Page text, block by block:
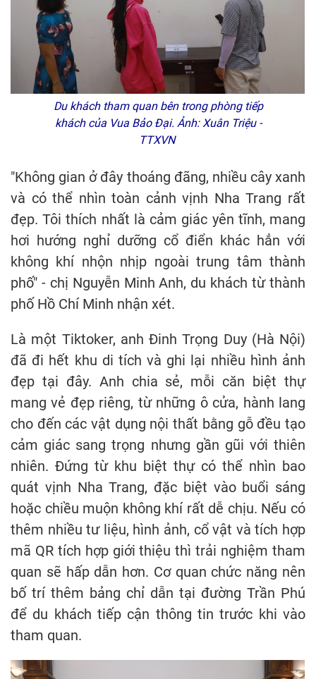
Du khách tham quan bên trong phòng tiếp
khách của Vua Bảo Đại. Ảnh: Xuân Triệu -
TTXVN
"Không gian ở đây thoáng đãng, nhiều cây xanh
và có thể nhìn toàn cảnh vịnh Nha Trang rất
đẹp. Tôi thích nhất là cảm giác yên tĩnh, mang
hơi hướng nghỉ dưỡng cổ điển khác hẳn với
không khí nhộn nhịp ngoài trung tâm thành
phố" - chị Nguyễn Minh Anh, du khách từ thành
phố Hồ Chí Minh nhận xét.
Là một Tiktoker, anh Đinh Trọng Duy (Hà Nội)
đã đi hết khu di tích và ghi lại nhiều hình ảnh
đẹp tại đây. Anh chia sẻ, mỗi căn biệt thự
mang vẻ đẹp riêng, từ những ô cửa, hành lang
cho đến các vật dụng nội thất bằng gỗ đều tạo
cảm giác sang trọng nhưng gần gũi với thiên
nhiên. Đứng từ khu biệt thự có thể nhìn bao
quát vịnh Nha Trang, đặc biệt vào buổi sáng
hoặc chiều muộn không khí rất dễ chịu. Nếu có
thêm nhiều tư liệu, hình ảnh, cổ vật và tích hợp
mã QR tích hợp giới thiệu thì trải nghiệm tham
quan sẽ hấp dẫn hơn. Cơ quan chức năng nên
bố trí thêm bảng chỉ dẫn tại đường Trần Phú
để du khách tiếp cận thông tin trước khi vào
tham quan.